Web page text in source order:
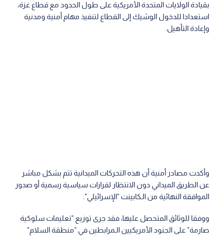
بقيادة الولايات المتحدة الأمريكية على طول الحدود مع قطاع غزة،
استعدادا للدخول الوشيك إلى القطاع لتنفيذ مهام أمنية ومدنية
وإعادة التأهيل.
وأكدت مصادر أمنية أن هذه التحركات الميدانية تتم بشكل مباشر
عن الطريق الميداني دون الانتظار لقرارات سياسية رسمية أو صدور
الموافقة النهائية من الـكابينت "الإسرائيلي".
ووفقا للوثائق المتحصل عليها، فقد جرى توزيع "تعليمات سلوكية
صارمة" على الجنود الأمريكيين الـمرابطين في "منطقة السلام"